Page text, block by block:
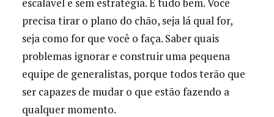
precisa tirar o plano do chão, seja lá qual for,
seja como for que você o faça. Saber quais
problemas ignorar e construir uma pequena
equipe de generalistas, porque todos terão que
ser capazes de mudar o que estão fazendo a
qualquer momento.